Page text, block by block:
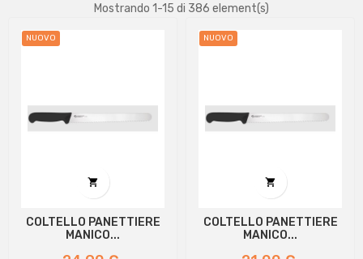
Mostrando 1-15 di 386 element(s)
NUOVO

COLTELLO PANETTIERE
MANICO...
NUOVO

COLTELLO PANETTIERE
MANICO...